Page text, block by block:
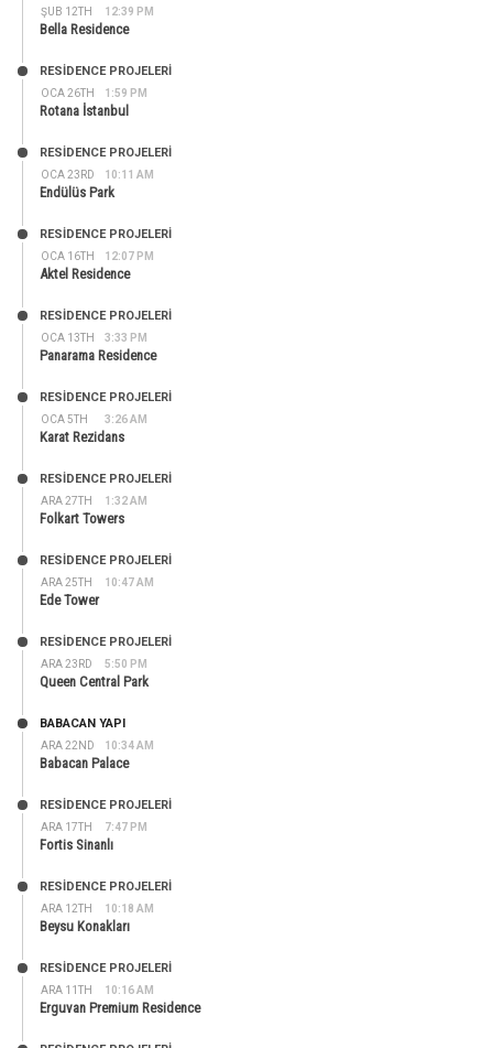
ŞUB 12TH 12:39 PM
Bella Residence
OCA 26TH 1:59 PM
RESIDENCE PROJELERI
Rotana İstanbul
OCA 23RD 10:11 AM
RESIDENCE PROJELERI
Endülüs Park
OCA 16TH 12:07 PM
RESIDENCE PROJELERI
Aktel Residence
OCA 13TH 3:33 PM
RESIDENCE PROJELERI
Panarama Residence
OCA 5TH 3:26 AM
RESIDENCE PROJELERI
Karat Rezidans
ARA 27TH 1:32 AM
RESIDENCE PROJELERI
Folkart Towers
ARA 25TH 10:47 AM
RESIDENCE PROJELERI
Ede Tower
ARA 23RD 5:50 PM
RESIDENCE PROJELERI
Queen Central Park
ARA 22ND 10:34 AM
BABACAN YAPI
Babacan Palace
ARA 17TH 7:47 PM
RESIDENCE PROJELERI
Fortis Sinanlı
ARA 12TH 10:18 AM
RESIDENCE PROJELERI
Beysu Konakları
ARA 11TH 10:16 AM
RESIDENCE PROJELERI
Erguvan Premium Residence